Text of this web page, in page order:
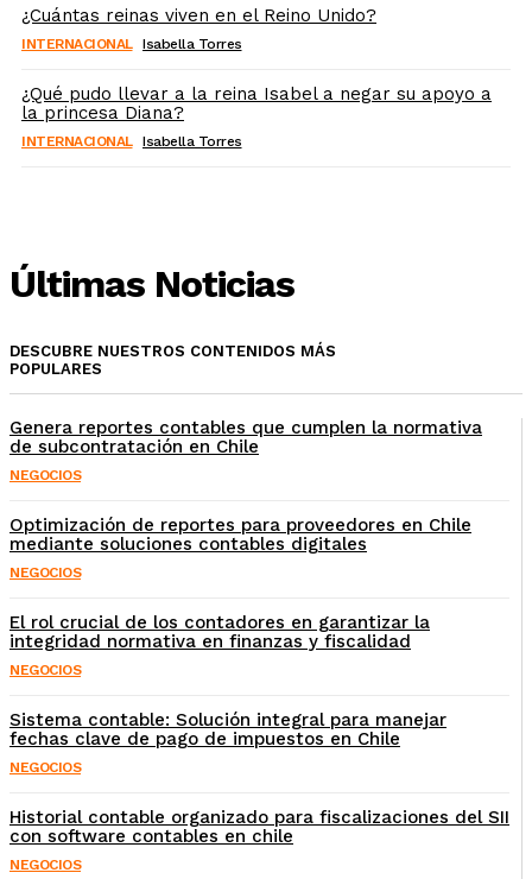
¿Cuántas reinas viven en el Reino Unido?
INTERNACIONAL Isabella Torres
¿Qué pudo llevar a la reina Isabel a negar su apoyo a
la princesa Diana?
INTERNACIONAL Isabella Torres
Últimas Noticias
DESCUBRE NUESTROS CONTENIDOS MÁS
POPULARES
Genera reportes contables que cumplen la normativa
de subcontratación en Chile
NEGOCIOS
Optimización de reportes para proveedores en Chile
mediante soluciones contables digitales
NEGOCIOS
El rol crucial de los contadores en garantizar la
integridad normativa en finanzas y fiscalidad
NEGOCIOS
Sistema contable: Solución integral para manejar
fechas clave de pago de impuestos en Chile
NEGOCIOS
Historial contable organizado para fiscalizaciones del SII
con software contables en chile
NEGOCIOS